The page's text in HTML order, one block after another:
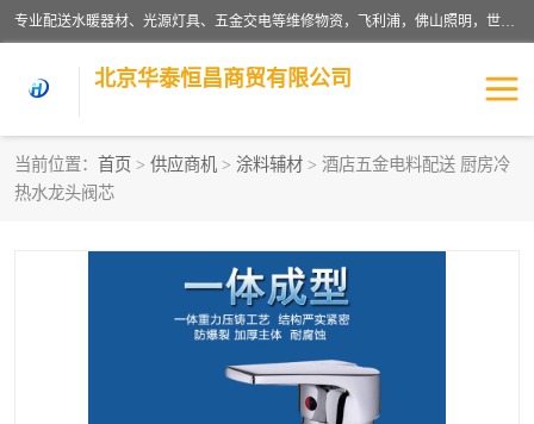
专业配送水暖器材、光源灯具、五金交电等维修物资，飞利浦，佛山照明，世达，博世，九牧，特陶等各产品涉及国内外知名品牌。公司专注与物业、学校、酒店、工厂等单位合作，提供一站式配送服务，降低客户综合成本。依托电子商务改变传统模式，以专业的团队为客户提供24H物资配送到达，货到月结、统一开票，便捷退换等服务，提高了企业的运营效率。
北京华泰恒昌商贸有限公司
当前位置： 首页 > 供应商机 > 涂料辅材 > 酒店五金电料配送 厨房冷
热水龙头阀芯
水暖阀门
涂料辅材